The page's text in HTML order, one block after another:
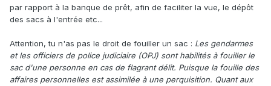
par rapport à la banque de prêt, afin de faciliter la vue, le dépôt
des sacs à l'entrée etc...
Attention, tu n'as pas le droit de fouiller un sac : Les gendarmes
et les officiers de police judiciaire (OPJ) sont habilités à fouiller le
sac d'une personne en cas de flagrant délit. Puisque la fouille des
affaires personnelles est assimilée à une perquisition. Quant aux